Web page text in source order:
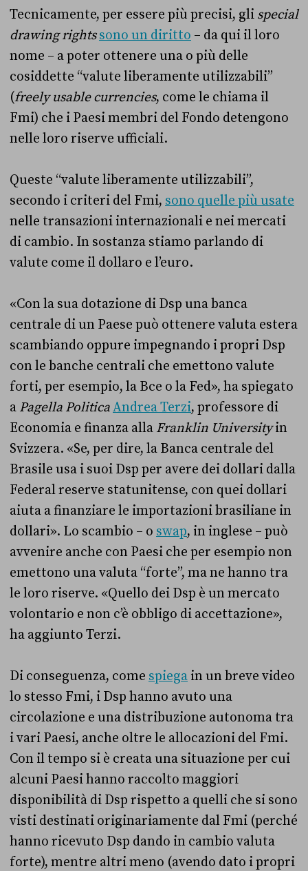
Tecnicamente, per essere più precisi, gli special
drawing rights sono un diritto – da qui il loro
nome – a poter ottenere una o più delle
cosiddette “valute liberamente utilizzabili”
(freely usable currencies, come le chiama il
Fmi) che i Paesi membri del Fondo detengono
nelle loro riserve ufficiali.
Queste “valute liberamente utilizzabili”,
secondo i criteri del Fmi, sono quelle più usate
nelle transazioni internazionali e nei mercati
di cambio. In sostanza stiamo parlando di
valute come il dollaro e l’euro.
«Con la sua dotazione di Dsp una banca
centrale di un Paese può ottenere valuta estera
scambiando oppure impegnando i propri Dsp
con le banche centrali che emettono valute
forti, per esempio, la Bce o la Fed», ha spiegato
a Pagella PoliticaAndrea Terzi, professore di
Economia e finanza alla Franklin Universityin
Svizzera. «Se, per dire, la Banca centrale del
Brasile usa i suoi Dsp per avere dei dollari dalla
Federal reserve statunitense, con quei dollari
aiuta a finanziare le importazioni brasiliane in
dollari». Lo scambio – o swap, in inglese – può
avvenire anche con Paesi che per esempio non
emettono una valuta “forte”, ma ne hanno tra
le loro riserve. «Quello dei Dsp è un mercato
volontario e non c’è obbligo di accettazione»,
ha aggiunto Terzi.
Di conseguenza, come spiega in un breve video
lo stesso Fmi, i Dsp hanno avuto una
circolazione e una distribuzione autonoma tra
i vari Paesi, anche oltre le allocazioni del Fmi.
Con il tempo si è creata una situazione per cui
alcuni Paesi hanno raccolto maggiori
disponibilità di Dsp rispetto a quelli che si sono
visti destinati originariamente dal Fmi (perché
hanno ricevuto Dsp dando in cambio valuta
forte), mentre altri meno (avendo dato i propri